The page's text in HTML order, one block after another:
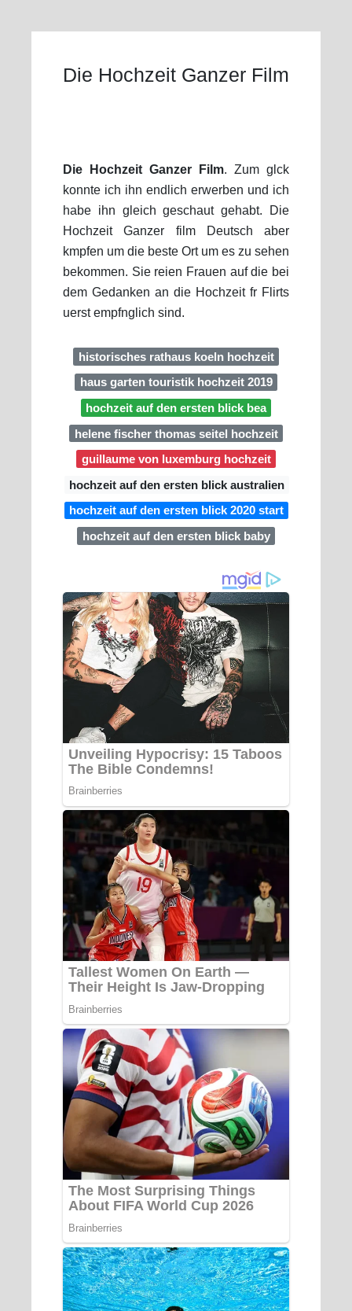
Die Hochzeit Ganzer Film
Die Hochzeit Ganzer Film. Zum glck
konnte ich ihn endlich erwerben und ich
habe ihn gleich geschaut gehabt. Die
Hochzeit Ganzer film Deutsch aber
kmpfen um die beste Ort um es zu sehen
bekommen. Sie reien Frauen auf die bei
dem Gedanken an die Hochzeit fr Flirts
uerst empfnglich sind.
historisches rathaus koeln hochzeit
haus garten touristik hochzeit 2019
hochzeit auf den ersten blick bea
helene fischer thomas seitel hochzeit
guillaume von luxemburg hochzeit
hochzeit auf den ersten blick australien
hochzeit auf den ersten blick 2020 start
hochzeit auf den ersten blick baby